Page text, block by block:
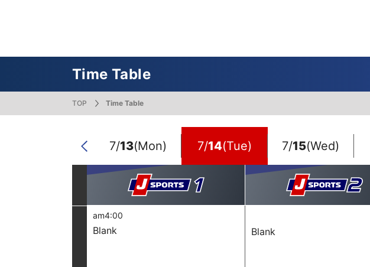
ピックアップ
フィットネス・ボディビル スカッシュ
バドミントン
全日本実業団バドミントン選手権 日本ランキングサーキット
スキー
スキージャンプ ノルディック複合
スノーボード スキー学生大会
フィギュアスケート
町田樹のスポーツアカデミア KENJIの部屋
全米フィギュアスケート選手権 スピードスケート
バスケットボール
バスケ スプリングマッチ 2026 J SPORTS HOOP!～学生バスケ番組～
バレーボール
まるっとバレーボール SVリーグ オールスターゲームズ
大学バレー 男子日本代表
モータースポーツ
スーパーバイク
ダカールラリー MOTOR GAMES
ニュルブルクリンク24時間耐久レース 富士24時間レース
サイクルロードレース
ステージレース 日本開催レース
サッカー・フットサル
U-16インターナショナルドリームカップ FIFA
ラグビー
大学ラグビー（菅平合宿） 関東大学春季交流大会
関東大学リーグ戦
野球
オリックス・バファローズ 東北楽天ゴールデンイーグルス
ガンバレ日本プロ野球!? MLBイッキ見！
NPBジュニアトーナメント KONAMI CUP
サイクル広告お問い合わせ
Time Table
TOP Time Table
Previous7/13(Mon) 7/14(Tue) 7/15(Wed)
am4:00
Blank Blank